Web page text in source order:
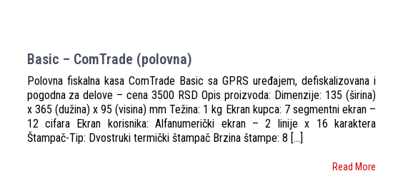
Basic – ComTrade (polovna)
Polovna fiskalna kasa ComTrade Basic sa GPRS uređajem, defiskalizovana i
pogodna za delove – cena 3500 RSD Opis proizvoda: Dimenzije: 135 (širina)
x 365 (dužina) x 95 (visina) mm Težina: 1 kg Ekran kupca: 7 segmentni ekran –
12 cifara Ekran korisnika: Alfanumerički ekran – 2 linije x 16 karaktera
Štampač-Tip: Dvostruki termički štampač Brzina štampe: 8 […]
Read More